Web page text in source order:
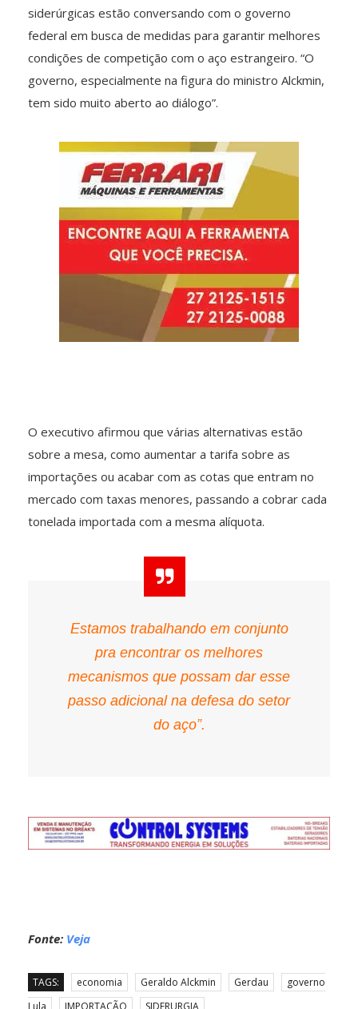
siderúrgicas estão conversando com o governo
federal em busca de medidas para garantir melhores
condições de competição com o aço estrangeiro. “O
governo, especialmente na figura do ministro Alckmin,
tem sido muito aberto ao diálogo”.
O executivo afirmou que várias alternativas estão
sobre a mesa, como aumentar a tarifa sobre as
importações ou acabar com as cotas que entram no
mercado com taxas menores, passando a cobrar cada
tonelada importada com a mesma alíquota.
Estamos trabalhando em conjunto
pra encontrar os melhores
mecanismos que possam dar esse
passo adicional na defesa do setor
do aço”.
Fonte: Veja
TAGS: economia Geraldo Alckmin Gerdau
governo